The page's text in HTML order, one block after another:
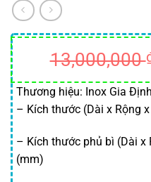
13,000,000
Thương hiệu: Inox Gia Định
– Kích thước (Dài x Rộng
– Kích thước phủ bì (Dài x
(mm)